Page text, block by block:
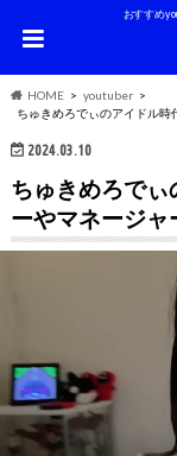
おすすめ
HOME
youtuber
ちゅきめろでぃのアイドル時
2024.03.10
ちゅきめろでぃ
ーやマネージャ